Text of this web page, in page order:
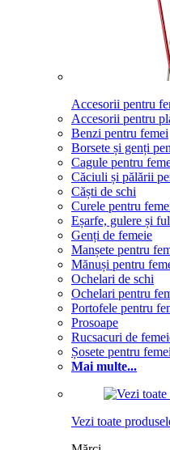
Accesorii pentru
Accesorii pentru
Benzi pentru femei
Borsete și genți
Cagule pentru
Căciuli și pălării
Căști de schi
Curele pentru
Eșarfe, gulere și
Genți de femeie
Manșete pentru
Mănuși pentru
Ochelari de schi
Ochelari pentru
Portofele pentru
Prosoape
Rucsacuri de
Șosete pentru femei
Mai multe...
Vezi toate